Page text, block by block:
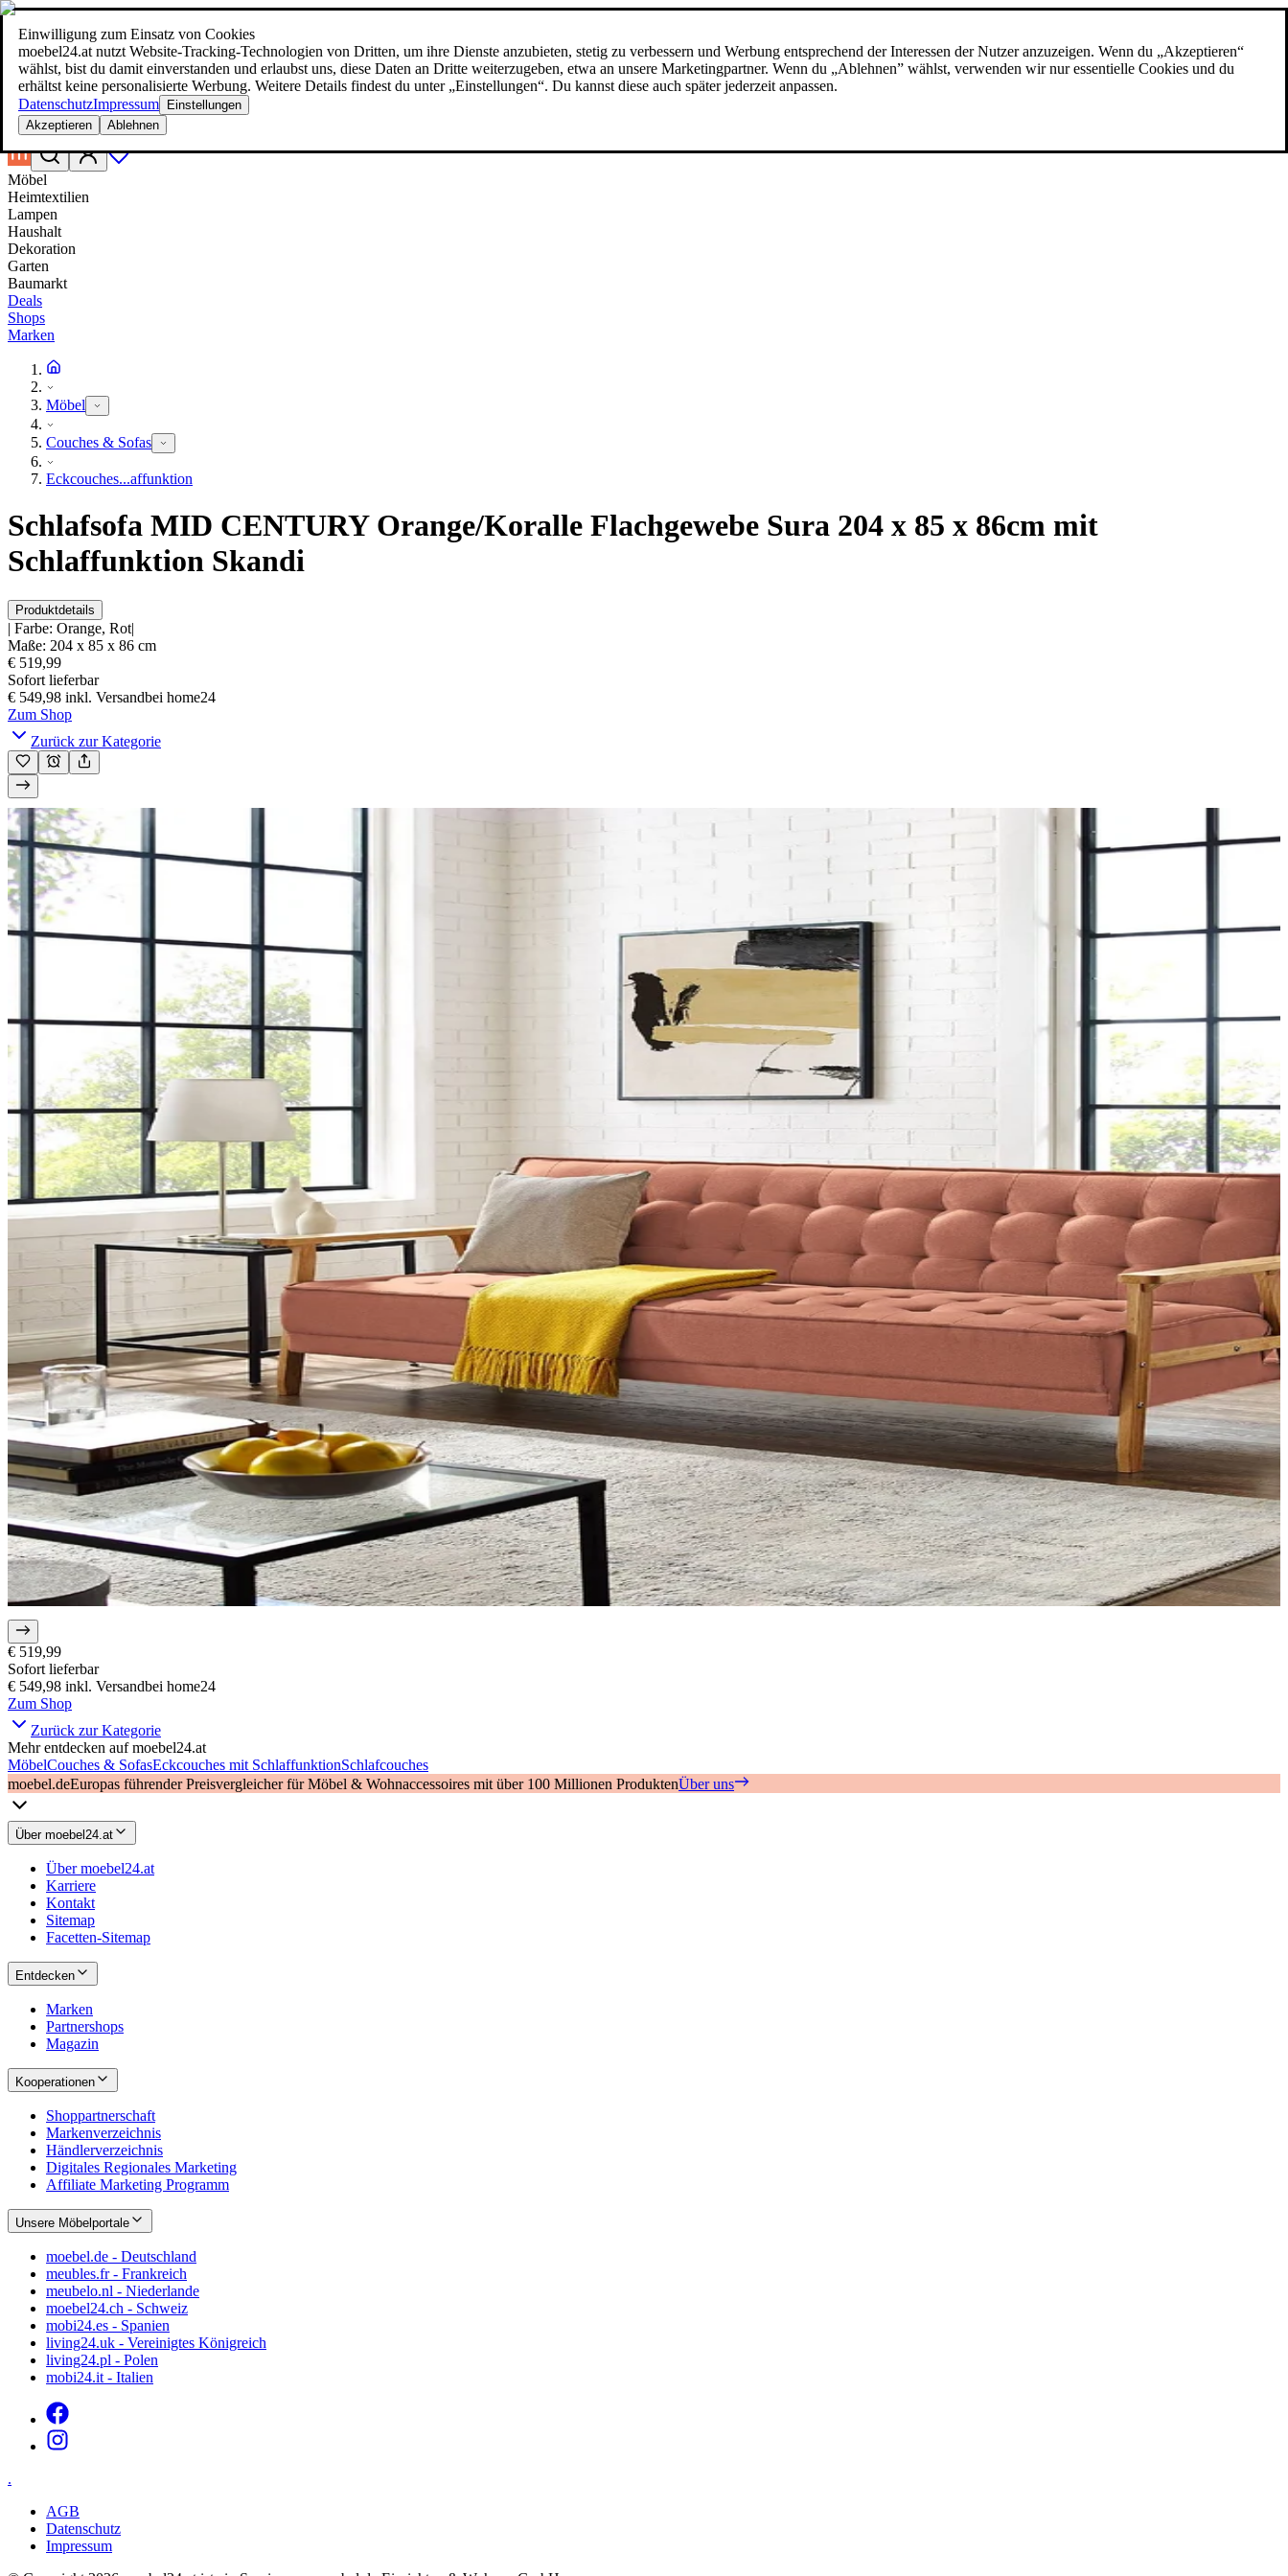
Einwilligung zum Einsatz von Cookies
moebel24.at nutzt Website-Tracking-Technologien von Dritten, um ihre Dienste anzubieten, stetig zu verbessern und Werbung entsprechend der Interessen der Nutzer anzuzeigen. Wenn du „Akzeptieren“
wählst, bist du damit einverstanden und erlaubst uns, diese Daten an Dritte weiterzugeben, etwa an unsere Marketingpartner. Wenn du „Ablehnen” wählst, verwenden wir nur essentielle Cookies und du
erhältst keine personalisierte Werbung. Weitere Details findest du unter „Einstellungen“. Du kannst diese auch später jederzeit anpassen.
DatenschutzImpressum
Einstellungen
Akzeptieren
Ablehnen
Suche
moebel dir den besten Preis!moebel dir den besten Preis!
Möbel
Heimtextilien
Lampen
Haushalt
Dekoration
Garten
Baumarkt
Deals
Shops
Marken
Möbel
Couches & Sofas
Eckcouches...affunktion
Schlafsofa MID CENTURY Orange/Koralle Flachgewebe Sura 204 x 85 x 86cm mit
Schlaffunktion Skandi
Produktdetails
| Farbe: Orange, Rot|
Maße: 204 x 85 x 86 cm
€ 519,99
Sofort lieferbar
€ 549,98 inkl. Versandbei home24
Zum Shop
Zurück zur Kategorie
€ 519,99
Sofort lieferbar
€ 549,98 inkl. Versandbei home24
Zum Shop
Zurück zur Kategorie
Mehr entdecken auf moebel24.at
MöbelCouches & SofasEckcouches mit SchlaffunktionSchlafcouches
moebel.deEuropas führender Preisvergleicher für Möbel & Wohnaccessoires mit über 100 Millionen ProduktenÜber uns
Über moebel24.at
Über moebel24.at
Karriere
Kontakt
Sitemap
Facetten-Sitemap
Entdecken
Marken
Partnershops
Magazin
Kooperationen
Shoppartnerschaft
Markenverzeichnis
Händlerverzeichnis
Digitales Regionales Marketing
Affiliate Marketing Programm
Unsere Möbelportale
moebel.de - Deutschland
meubles.fr - Frankreich
meubelo.nl - Niederlande
moebel24.ch - Schweiz
mobi24.es - Spanien
living24.uk - Vereinigtes Königreich
living24.pl - Polen
mobi24.it - Italien
.
AGB
Datenschutz
Impressum